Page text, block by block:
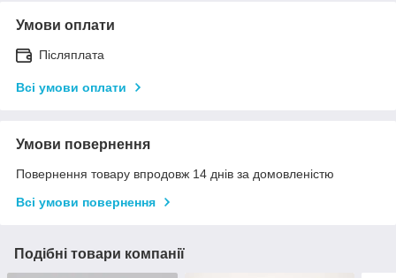
Умови оплати
Післяплата
Всі умови оплати
Умови повернення
Повернення товару впродовж 14 днів за домовленістю
Всі умови повернення
Подібні товари компанії